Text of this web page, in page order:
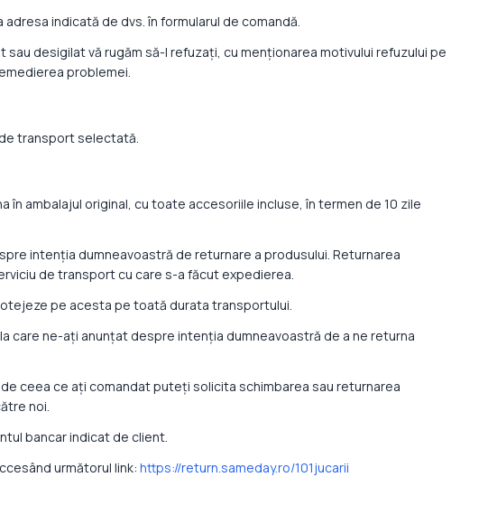
indicată de dvs. în formularul de comandă.
desigilat vă rugăm să-l refuzați, cu menționarea motivului refuzului pe
problemei.
de transport selectată.
ambalajul original, cu toate accesoriile incluse, în termen de 10 zile
intenția dumneavoastră de returnare a produsului. Returnarea
de transport cu care s-a făcut expedierea.
pe acesta pe toată durata transportului.
care ne-ați anunțat despre intenția dumneavoastră de a ne returna
ceea ce ați comandat puteți solicita schimbarea sau returnarea
noi.
bancar indicat de client.
următorul link:https://return.sameday.ro/101jucarii